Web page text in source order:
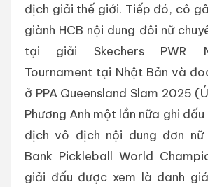
địch giải thế giới. Tiếp đó, cô
giành HCB nội dung đôi nữ
tại giải Skechers PWR
Tournament tại Nhật Bản và
ở PPA Queensland Slam 2025
Phương Anh một lần nữa ghi
địch vô địch nội dung đơn nữ
Bank Pickleball World
giải đấu được xem là danh